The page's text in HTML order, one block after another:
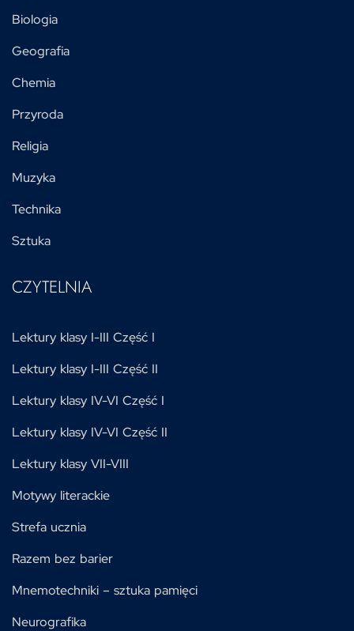
Biologia
Geografia
Chemia
Przyroda
Religia
Muzyka
Technika
Sztuka
CZYTELNIA
Lektury klasy I-III Część I
Lektury klasy I-III Część II
Lektury klasy IV-VI Część I
Lektury klasy IV-VI Część II
Lektury klasy VII-VIII
Motywy literackie
Strefa ucznia
Razem bez barier
Mnemotechniki – sztuka pamięci
Neurografika